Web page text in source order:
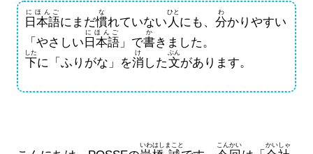
日本語
にほんご
にまだ慣
な
れていない 人
ひと
にも、分
わ
かりやすい
「やさしい 日本語
にほんご
」で書
か
きました。
下
した
に「ふりがな」を消
け
した文
ぶん
があります。
いわはし まこと こんかい かいしゃ